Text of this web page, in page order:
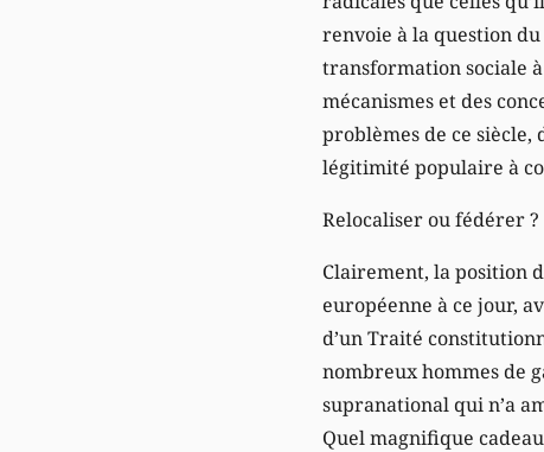
renvoie à la question
transformation sociale
mécanismes et des
problèmes de ce siècle,
légitimité populaire à
Relocaliser ou fédérer ?
Clairement, la position
européenne à ce jour,
d’un Traité
nombreux hommes de
supranational qui n’a
Quel magnifique